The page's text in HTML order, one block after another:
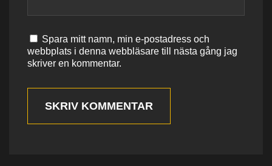
Spara mitt namn, min e-postadress och
webbplats i denna webbläsare till nästa gång jag
skriver en kommentar.
SKRIV KOMMENTAR